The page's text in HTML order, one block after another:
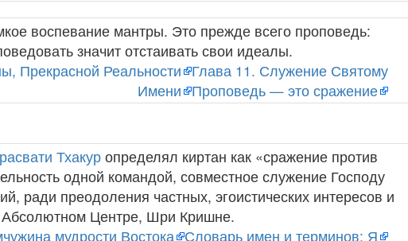
воспевание мантры. Это прежде всего проповедь:
значит отстаивать свои идеалы.
Прекрасной Реальности Глава 11. Служение Святому
Имени Проповедь — это сражение
Тхакур определял киртан как «сражение против
одной командой, совместное служение Господу
ради преодоления частных, эгоистических интересов и
Абсолютном Центре, Шри Кришне.
мудрости Востока Словарь имен и терминов: Я